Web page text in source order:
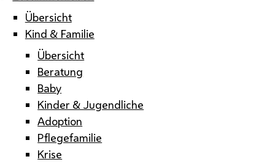
Übersicht
Kind & Familie
Übersicht
Beratung
Baby
Kinder & Jugendliche
Adoption
Pflegefamilie
Krise